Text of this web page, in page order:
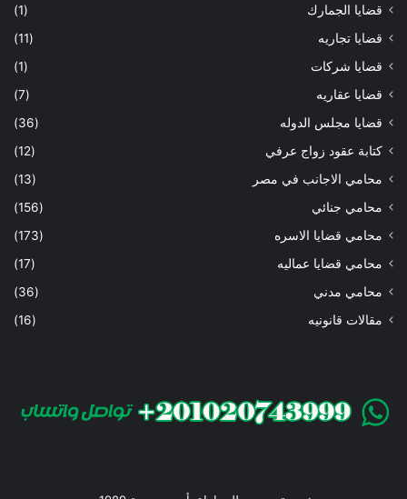
قضايا الجمارك
(1)
قضايا تجاريه
(11)
قضايا شركات
(1)
قضايا عقاريه
(7)
قضايا مجلس الدوله
(36)
كتابة عقود زواج عرفي
(12)
محامي الاجانب في مصر
(13)
محامي جنائي
(156)
محامي قضايا الاسره
(173)
محامي قضايا عماليه
(17)
محامي مدني
(36)
مقالات قانونيه
(16)